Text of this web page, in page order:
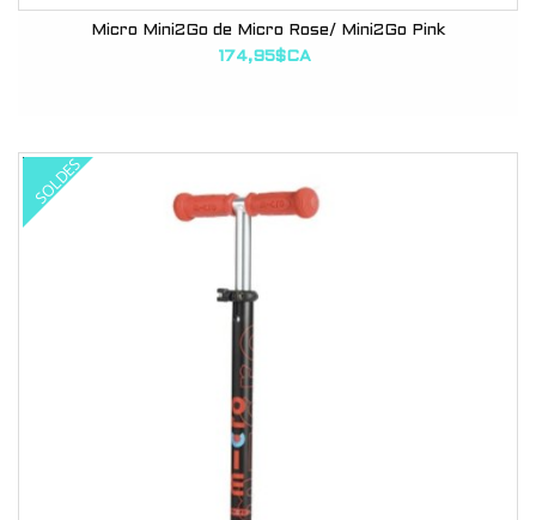
Micro Mini2Go de Micro Rose/ Mini2Go Pink
174,95$CA
SOLDES